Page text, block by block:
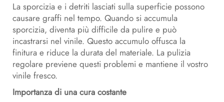
La sporcizia e i detriti lasciati sulla superficie possono
causare graffi nel tempo. Quando si accumula
sporcizia, diventa più difficile da pulire e può
incastrarsi nel vinile. Questo accumulo offusca la
finitura e riduce la durata del materiale. La pulizia
regolare previene questi problemi e mantiene il vostro
vinile fresco.
Importanza di una cura costante